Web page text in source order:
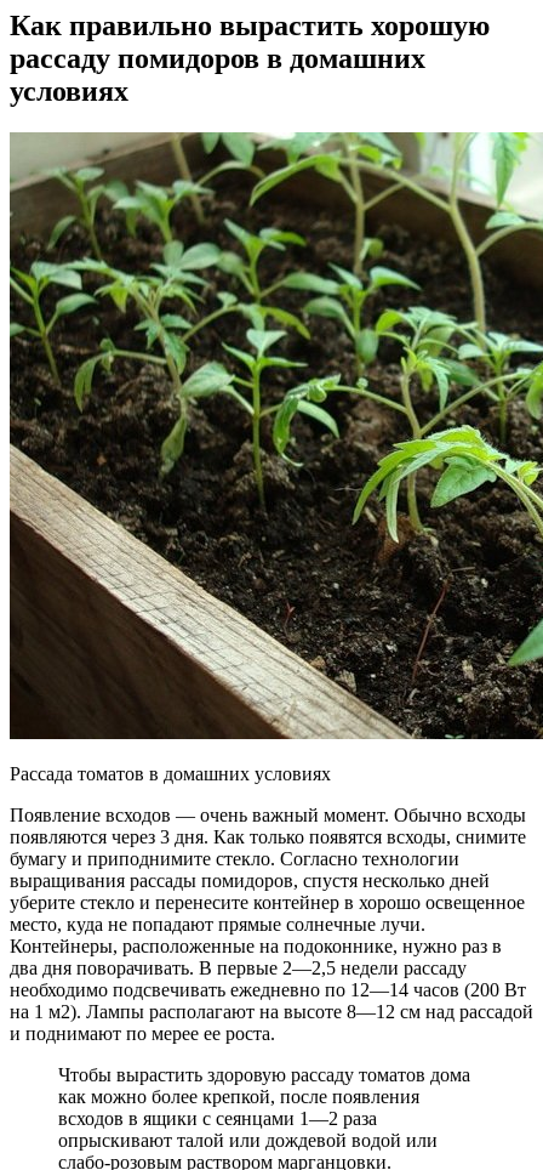
Как правильно вырастить хорошую
рассаду помидоров в домашних
условиях
Рассада томатов в домашних условиях
Появление всходов — очень важный момент. Обычно всходы
появляются через 3 дня. Как только появятся всходы, снимите
бумагу и приподнимите стекло. Согласно технологии
выращивания рассады помидоров, спустя несколько дней
уберите стекло и перенесите контейнер в хорошо освещенное
место, куда не попадают прямые солнечные лучи.
Контейнеры, расположенные на подоконнике, нужно раз в
два дня поворачивать. В первые 2—2,5 недели рассаду
необходимо подсвечивать ежедневно по 12—14 часов (200 Вт
на 1 м2). Лампы располагают на высоте 8—12 см над рассадой
и поднимают по мерее ее роста.
Чтобы вырастить здоровую рассаду томатов дома
как можно более крепкой, после появления
всходов в ящики с сеянцами 1—2 раза
опрыскивают талой или дождевой водой или
слабо-розовым раствором марганцовки.